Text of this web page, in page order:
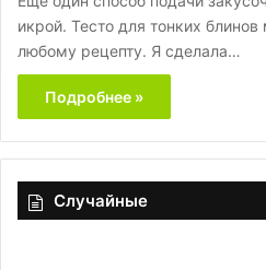
икрой. Тесто для тонких
любому рецепту. Я сделала…
Подробнее »
Случайные